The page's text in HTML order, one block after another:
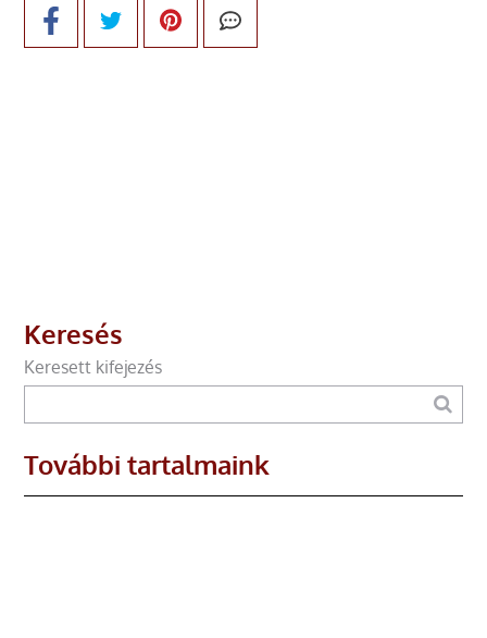
Keresés
Keresett kifejezés
További tartalmaink